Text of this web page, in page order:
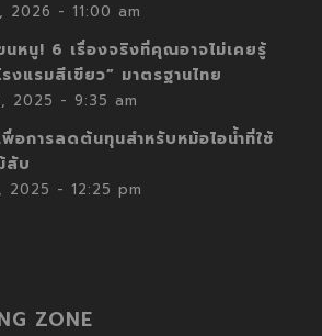
2026 - 11:00 am
นหนู! 6 เรื่องจริงที่คุณอาจไม่เคยรู้
งแรมสีเขียว” มาตรฐานไทย
2025 - 9:35 am
พื่อการลดต้นทุนสำหรับหม้อไอน้ำที่ใช้
สับ
2025 - 12:25 pm
ZONE